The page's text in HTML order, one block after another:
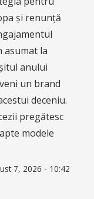
și renunță
asumat la
anului
un brand
deceniu.
pregătesc
modele
7, 2026 - 10:42